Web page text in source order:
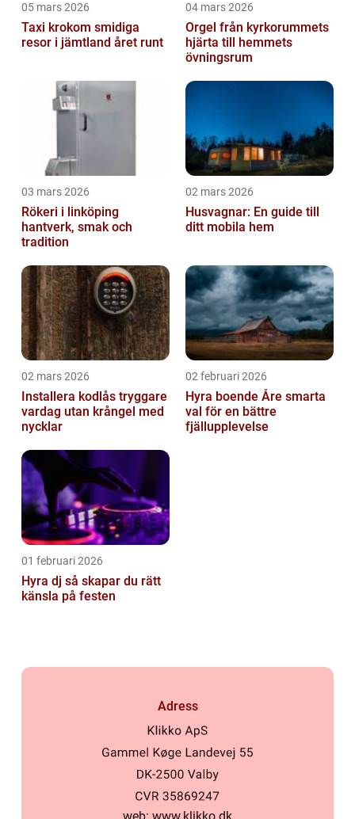
05 mars 2026
Taxi krokom smidiga
resor i jämtland året runt
04 mars 2026
Orgel från kyrkorummets
hjärta till hemmets
övningsrum
03 mars 2026
Rökeri i linköping
hantverk, smak och
tradition
02 mars 2026
Husvagnar: En guide till
ditt mobila hem
02 mars 2026
Installera kodlås tryggare
vardag utan krångel med
nycklar
02 februari 2026
Hyra boende Åre smarta
val för en bättre
fjällupplevelse
01 februari 2026
Hyra dj så skapar du rätt
känsla på festen
Adress